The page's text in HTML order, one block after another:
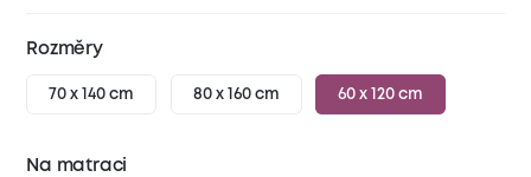
Rozměry
70 x 140 cm 80 x 160 cm 60 x 120 cm
Na matraci